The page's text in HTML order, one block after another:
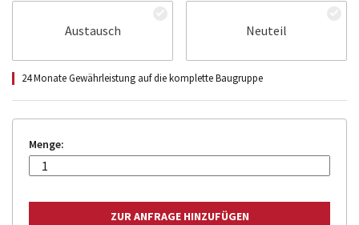
Austausch Neuteil
24 Monate Gewährleistung auf die komplette Baugruppe
Menge: